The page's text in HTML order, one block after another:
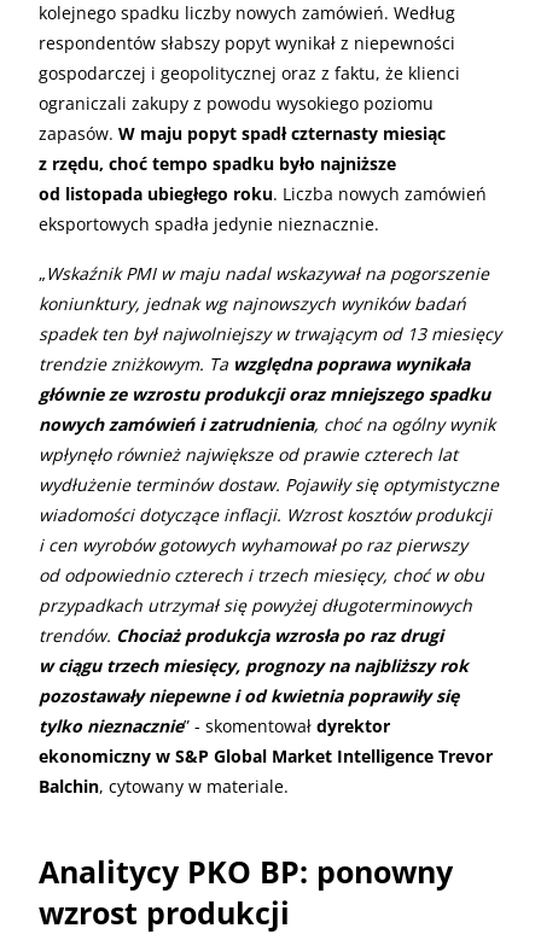
kolejnego spadku liczby nowych zamówień. Według
respondentów słabszy popyt wynikał z niepewności
gospodarczej i geopolitycznej oraz z faktu, że klienci
ograniczali zakupy z powodu wysokiego poziomu
zapasów. W maju popyt spadł czternasty miesiąc
z rzędu, choć tempo spadku było najniższe
od listopada ubiegłego roku. Liczba nowych zamówień
eksportowych spadła jedynie nieznacznie.
„Wskaźnik PMI w maju nadal wskazywał na pogorszenie
koniunktury, jednak wg najnowszych wyników badań
spadek ten był najwolniejszy w trwającym od 13 miesięcy
trendzie zniżkowym. Ta względna poprawa wynikała
głównie ze wzrostu produkcji oraz mniejszego spadku
nowych zamówień i zatrudnienia, choć na ogólny wynik
wpłynęło również największe od prawie czterech lat
wydłużenie terminów dostaw. Pojawiły się optymistyczne
wiadomości dotyczące inflacji. Wzrost kosztów produkcji
i cen wyrobów gotowych wyhamował po raz pierwszy
od odpowiednio czterech i trzech miesięcy, choć w obu
przypadkach utrzymał się powyżej długoterminowych
trendów. Chociaż produkcja wzrosła po raz drugi
w ciągu trzech miesięcy, prognozy na najbliższy rok
pozostawały niepewne i od kwietnia poprawiły się
tylko nieznacznie” - skomentował dyrektor
ekonomiczny w S&P Global Market Intelligence Trevor
Balchin, cytowany w materiale.
Analitycy PKO BP: ponowny
wzrost produkcji